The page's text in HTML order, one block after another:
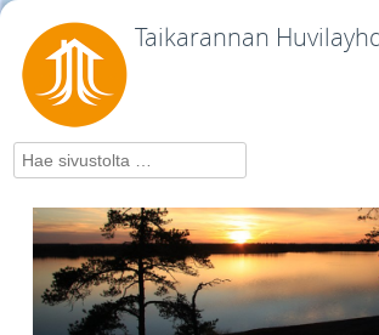
Taikarannan
Hae